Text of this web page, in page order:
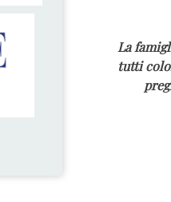
La
tutti